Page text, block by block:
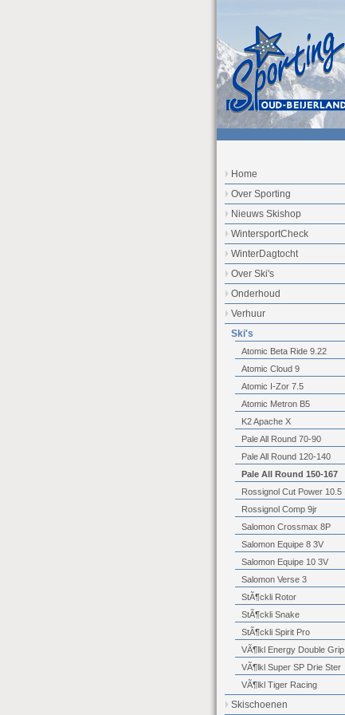
Home
Over Sporting
Nieuws Skishop
WintersportCheck
WinterDagtocht
Over Ski's
Onderhoud
Verhuur
Ski's
Atomic Beta Ride 9.22
Atomic Cloud 9
Atomic I-Zor 7.5
Atomic Metron B5
K2 Apache X
Pale All Round 70-90
Pale All Round 120-140
Pale All Round 150-167
Rossignol Cut Power 10.5
Rossignol Comp 9jr
Salomon Crossmax 8P
Salomon Equipe 8 3V
Salomon Equipe 10 3V
Salomon Verse 3
StÃ¶ckli Rotor
StÃ¶ckli Snake
StÃ¶ckli Spirit Pro
VÃ¶lkl Energy Double Grip
VÃ¶lkl Super SP Drie Ster
VÃ¶lkl Tiger Racing
Skischoenen